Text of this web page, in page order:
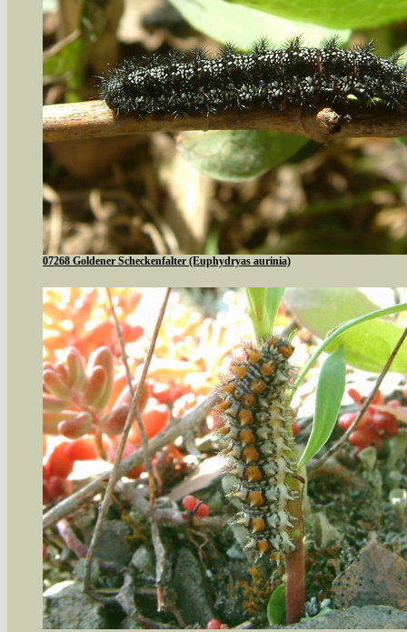
07268 Goldener Scheckenfalter (Euphydryas aurinia)